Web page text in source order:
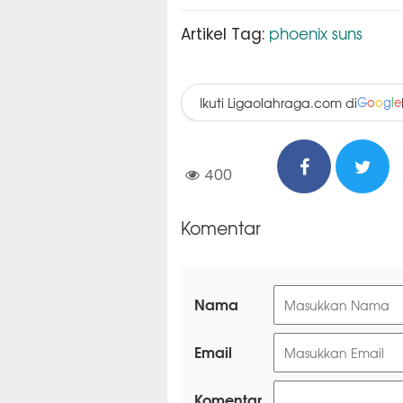
Artikel Tag: phoenix suns
Ikuti Ligaolahraga.com diGoogle
400
Komentar
Nama
Email